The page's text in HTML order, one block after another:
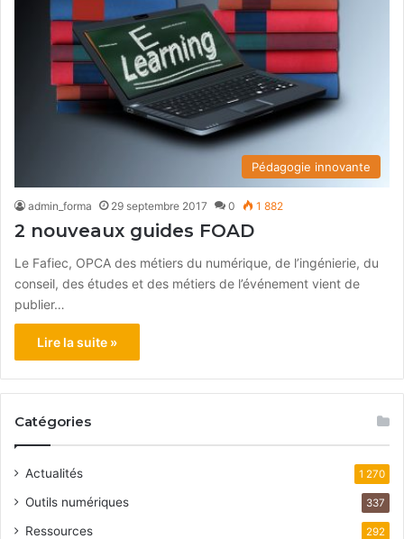
Pédagogie innovante
admin_forma 29 septembre 2017 0 1 882
2 nouveaux guides FOAD
Le Fafiec, OPCA des métiers du numérique, de l’ingénierie, du
conseil, des études et des métiers de l’événement vient de
publier…
Lire la suite »
Catégories
Actualités 1 270
Outils numériques 337
Ressources 292